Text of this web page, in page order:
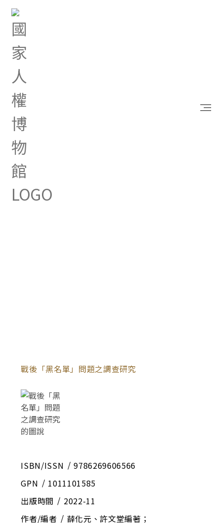
首頁
戰後「黑名單」問題之調查研究
戰後「黑名單」問題之調查研究
ISBN/ISSN
9786269606566
GPN
1011101585
出版時間
2022-11
作者/編者
薛化元、許文堂編著；